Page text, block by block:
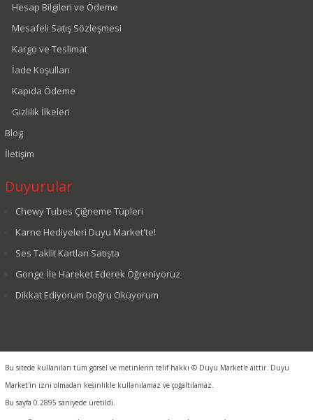
Hesap Bilgileri ve Ödeme
Mesafeli Satış Sözleşmesi
Kargo ve Teslimat
İade Koşulları
Kapıda Ödeme
Gizlilik İlkeleri
Blog
İletişim
Duyurular
Chewy Tubes Çiğneme Tüpleri
Karne Hediyeleri Duyu Market'te!
Ses Taklit Kartları Satışta
Gonge İle Hareket Ederek Öğreniyoruz
Dikkat Ediyorum Doğru Okuyorum
Bu sitede kullanılan tüm görsel ve metinlerin telif hakkı © Duyu Market'e aittir. Duyu
Market'in izni olmadan kesinlikle kullanılamaz ve çoğaltılamaz.
Bu sayfa 0.2895 saniyede üretildi.